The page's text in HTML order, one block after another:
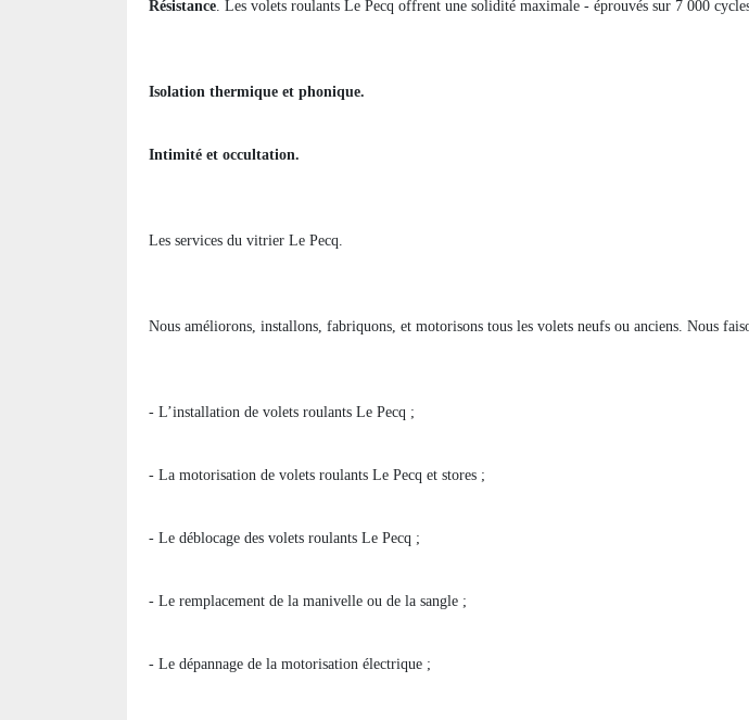
Résistance. Les volets roulants Le Pecq offrent une solidité maximale - éprouvés sur 7 000
Isolation thermique et phonique.
Intimité et occultation.
Les services du vitrier Le Pecq.
Nous améliorons, installons, fabriquons, et motorisons tous les volets neufs ou anciens. Nous
- L’installation de volets roulants Le Pecq ;
- La motorisation de volets roulants Le Pecq et stores ;
- Le déblocage des volets roulants Le Pecq ;
- Le remplacement de la manivelle ou de la sangle ;
- Le dépannage de la motorisation électrique ;